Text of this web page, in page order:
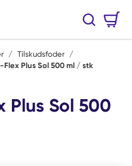
Søg
/ Tilskudsfoder /
Flex Plus Sol 500 ml / stk
Plus Sol 500